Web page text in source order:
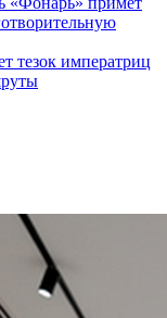
тезок императриц